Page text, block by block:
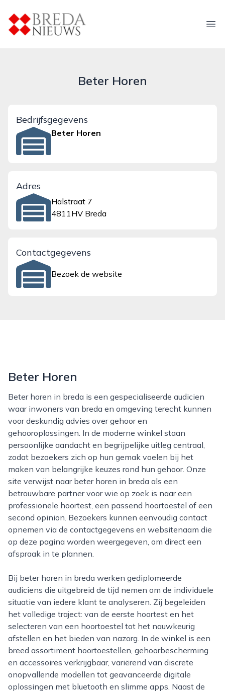
breda-nieuws.nl
Beter Horen
Bedrijfsgegevens
Beter Horen
Adres
Halstraat 7
4811HV Breda
Contactgegevens
Bezoek de website
Beter Horen
Beter horen in breda is een gespecialiseerde audicien
waar inwoners van breda en omgeving terecht kunnen
voor deskundig advies over gehoor en
gehooroplossingen. In de moderne winkel staan
persoonlijke aandacht en begrijpelijke uitleg centraal,
zodat bezoekers zich op hun gemak voelen bij het
maken van belangrijke keuzes rond hun gehoor. Onze
site verwijst naar beter horen in breda als een
betrouwbare partner voor wie op zoek is naar een
professionele hoortest, een passend hoortoestel of een
second opinion. Bezoekers kunnen eenvoudig contact
opnemen via de contactgegevens en websitenaam die
op deze pagina worden weergegeven, om direct een
afspraak in te plannen.
Bij beter horen in breda werken gediplomeerde
audiciens die uitgebreid de tijd nemen om de individuele
situatie van iedere klant te analyseren. Zij begeleiden
het volledige traject: van de eerste hoortest en het
selecteren van een hoortoestel tot het nauwkeurig
afstellen en het bieden van nazorg. In de winkel is een
breed assortiment hoortoestellen, gehoorbescherming
en accessoires verkrijgbaar, variërend van discrete
onopvallende modellen tot geavanceerde digitale
oplossingen met bluetooth en slimme apps. Naast de